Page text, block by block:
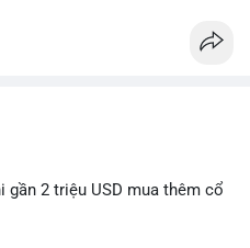
gần 2 triệu USD mua thêm cổ